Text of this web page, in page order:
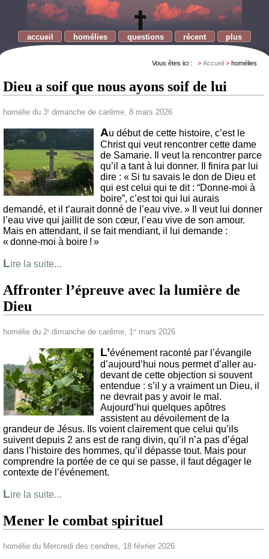
accueil homélies questions récent plus
Vous êtes ici : Accueil homélies
Dieu a soif que nous ayons soif de lui
homélie du 3e dimanche de carême, 8 mars 2026
Au début de cette histoire, c’est le
Christ qui veut rencontrer cette dame
de Samarie. Il veut la rencontrer parce
qu’il a tant à lui donner. Il finira par lui
dire : « Si tu savais le don de Dieu et
qui est celui qui te dit : “Donne-moi à
boire”, c’est toi qui lui aurais
demandé, et il t’aurait donné de l’eau vive. » Il veut lui donner
l’eau vive qui jaillit de son cœur, l’eau vive de son amour.
Mais en attendant, il se fait mendiant, il lui demande :
« donne-moi à boire ! »
Lire la suite...
Affronter l’épreuve avec la lumière de
Dieu
homélie du 2e dimanche de carême, 1 er mars 2026
L’événement raconté par l’évangile
d’aujourd’hui nous permet d’aller au-
devant de cette objection si souvent
entendue : s’il y a vraiment un Dieu, il
ne devrait pas y avoir le mal.
Aujourd’hui quelques apôtres
assistent au dévoilement de la
grandeur de Jésus. Ils voient clairement que celui qu’ils
suivent depuis 2 ans est de rang divin, qu’il n’a pas d’égal
dans l’histoire des hommes, qu’il dépasse tout. Mais pour
comprendre la portée de ce qui se passe, il faut dégager le
contexte de l’événement.
Lire la suite...
Mener le combat spirituel
homélie du Mercredi des cendres, 18 février 2026